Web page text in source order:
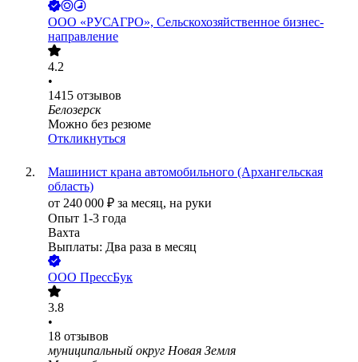
ООО «РУСАГРО», Сельскохозяйственное бизнес-
направление
4.2
•
1415 отзывов
Белозерск
Можно без резюме
Откликнуться
Машинист крана автомобильного (Архангельская
область)
от 240 000 ₽ за месяц, на руки
Опыт 1-3 года
Вахта
Выплаты: Два раза в месяц
ООО ПрессБук
3.8
•
18 отзывов
муниципальный округ Новая Земля